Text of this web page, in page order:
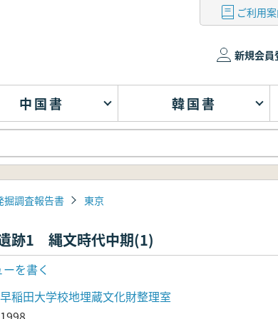
ご利用
新規会員
中国書 韓国書
掘調査報告書 東京
跡1 縄文時代中期(1)
ーを書く
早稲田大学校地埋蔵文化財整理室